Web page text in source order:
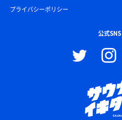
夏はやっぱり麦茶ベースの
プライバシーポリシー
公式SNS